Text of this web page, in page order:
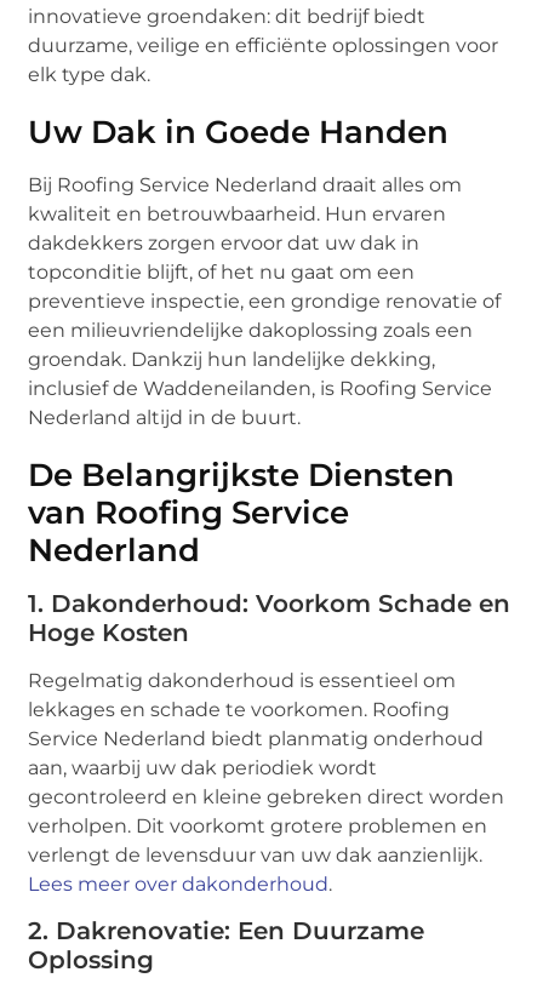
innovatieve groendaken: dit bedrijf biedt
duurzame, veilige en efficiënte oplossingen voor
elk type dak.
Uw Dak in Goede Handen
Bij Roofing Service Nederland draait alles om
kwaliteit en betrouwbaarheid. Hun ervaren
dakdekkers zorgen ervoor dat uw dak in
topconditie blijft, of het nu gaat om een
preventieve inspectie, een grondige renovatie of
een milieuvriendelijke dakoplossing zoals een
groendak. Dankzij hun landelijke dekking,
inclusief de Waddeneilanden, is Roofing Service
Nederland altijd in de buurt.
De Belangrijkste Diensten
van Roofing Service
Nederland
1. Dakonderhoud: Voorkom Schade en
Hoge Kosten
Regelmatig dakonderhoud is essentieel om
lekkages en schade te voorkomen. Roofing
Service Nederland biedt planmatig onderhoud
aan, waarbij uw dak periodiek wordt
gecontroleerd en kleine gebreken direct worden
verholpen. Dit voorkomt grotere problemen en
verlengt de levensduur van uw dak aanzienlijk.
Lees meer over dakonderhoud.
2. Dakrenovatie: Een Duurzame
Oplossing